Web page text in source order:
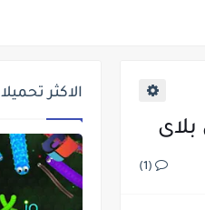
(1)
الاكثر تحميلا